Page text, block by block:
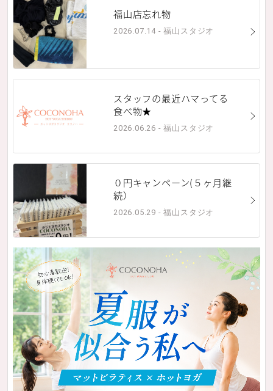
福山店忘れ物
2026.07.14 - 福山スタジオ
スタッフの最近ハマってる
食べ物★
2026.06.26 - 福山スタジオ
０円キャンペーン(５ヶ月継
続）
2026.05.29 - 福山スタジオ